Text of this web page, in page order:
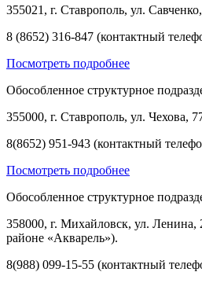
355021, г. Ставрополь, ул.
8 (8652) 316-847 (контактный
Посмотреть подробнее
Обособленное структурное
355000, г. Ставрополь, ул. Чехова,
8(8652) 951-943 (контактный
Посмотреть подробнее
Обособленное структурное
358000, г. Михайловск, ул.
районе «Акварель»).
8(988) 099-15-55 (контактный